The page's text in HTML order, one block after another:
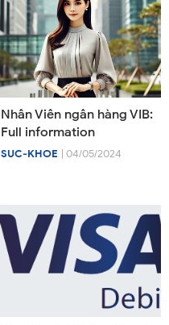
Nhân Viên ngân hàng VIB:
Full information
SUC-KHOE | 04/05/2024